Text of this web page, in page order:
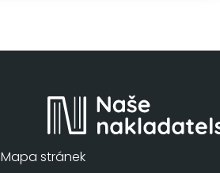
Mapa stránek